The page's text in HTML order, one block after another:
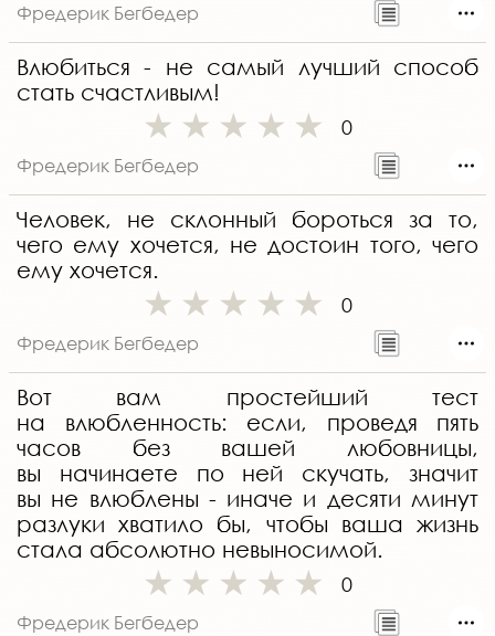
Фредерик Бегбедер
Влюбиться - не самый лучший способ
стать счастливым!
0
Фредерик Бегбедер
Человек, не склонный бороться за то,
чего ему хочется, не достоин того, чего
ему хочется.
0
Фредерик Бегбедер
Вот вам простейший тест
на влюбленность: если, проведя пять
часов без вашей любовницы,
вы начинаете по ней скучать, значит
вы не влюблены - иначе и десяти минут
разлуки хватило бы, чтобы ваша жизнь
стала абсолютно невыносимой.
0
Фредерик Бегбедер